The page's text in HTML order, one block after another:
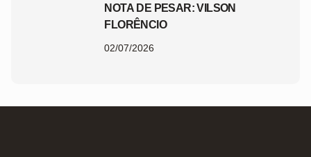
NOTA DE PESAR: VILSON
FLORÊNCIO
02/07/2026